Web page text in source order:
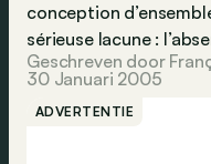
conception
sérieuse lacune :
Geschreven door
30 Januari 2005
ADVERTENTIE